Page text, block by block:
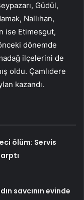
Güdül,
Nallıhan,
ise Etimesgut,
dönemde
ilçelerini de
oldu. Çamlıdere
kazandı.
ölüm: Servis
savcının evinde